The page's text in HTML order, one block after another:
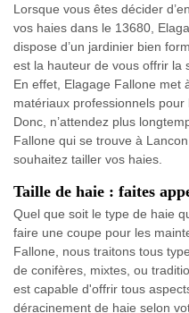
Lorsque vous êtes décider
vos haies dans le 13680,
dispose d’un jardinier bien
est la hauteur de vous offrir la
En effet, Elagage Fallone met
matériaux professionnels
Donc, n’attendez plus
Fallone qui se trouve à
souhaitez tailler vos haies.
Taille de haie : faites
Quel que soit le type de haie
faire une coupe pour les
Fallone, nous traitons tous
de conifères, mixtes, ou
est capable d'offrir tous
déracinement de haie selon